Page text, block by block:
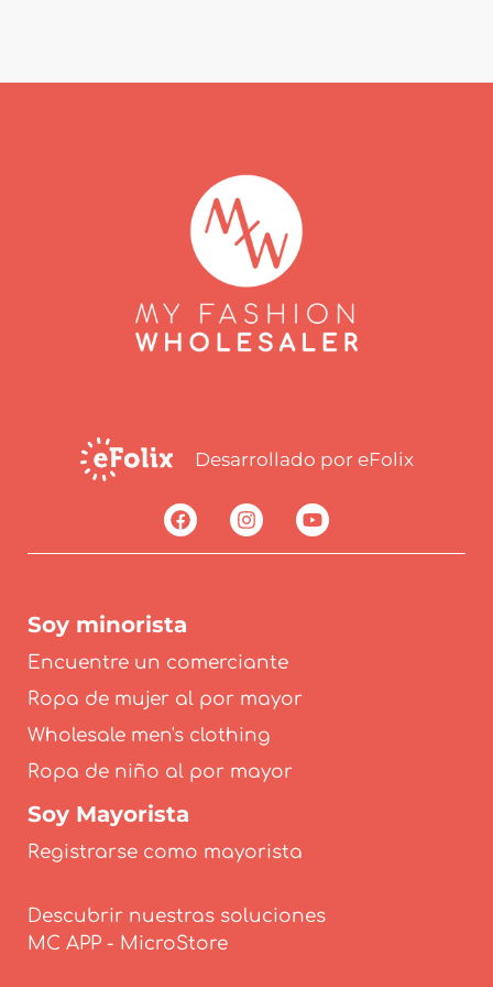
Desarrollado por eFolix
Soy minorista
Encuentre un comerciante
Ropa de mujer al por mayor
Wholesale men's clothing
Ropa de niño al por mayor
Soy Mayorista
Registrarse como mayorista
Descubrir nuestras soluciones